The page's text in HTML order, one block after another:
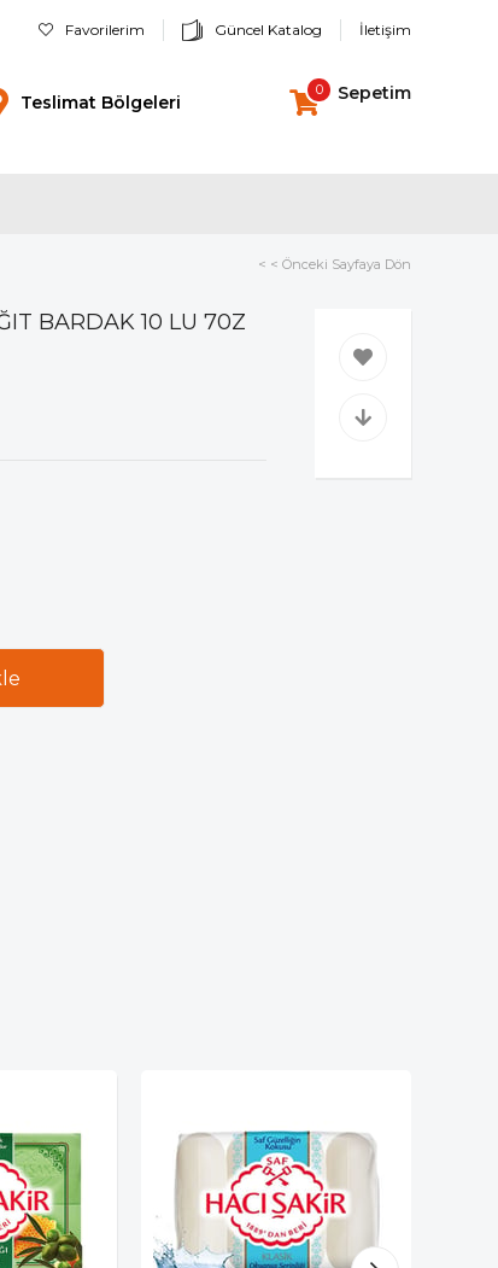
Favorilerim Güncel Katalog İletişim
Sepetim
0
Teslimat Bölgeleri
< < Önceki Sayfaya Dön
BARDAK 10 LU 70Z